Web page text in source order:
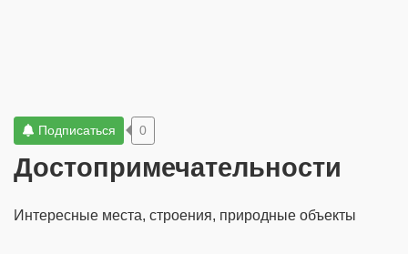
Достопримечательности
Подписаться 0
Интересные места, строения, природные объекты